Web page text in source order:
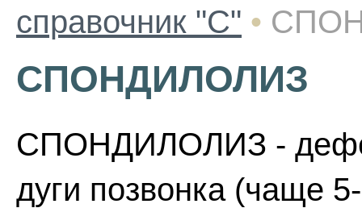
справочник "С" •
СПОНДИЛОЛИЗ
СПОНДИЛОЛИЗ -
дуги позвонка (чаще